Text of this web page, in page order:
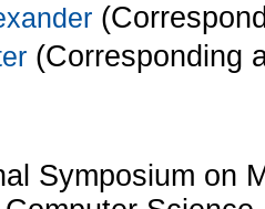
(Corresponding
Symposium on